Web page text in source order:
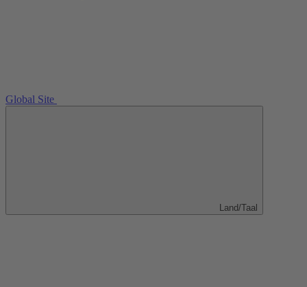
Global Site
Land/Taal